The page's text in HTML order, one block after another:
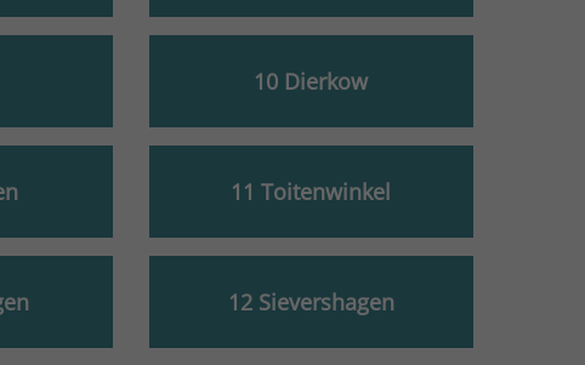
10 Dierkow
11 Toitenwinkel
12 Sievershagen